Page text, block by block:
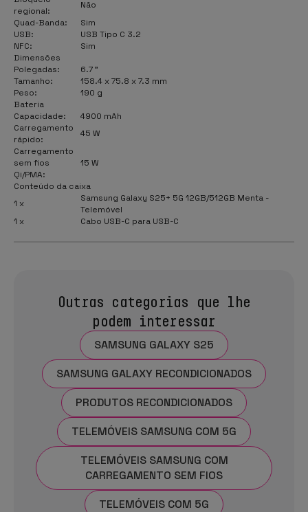
regional:
Não
Quad-Banda:
Sim
USB:
USB Tipo C 3.2
NFC:
Sim
Dimensões
Polegadas:
6.7 "
Tamanho:
158.4 x 75.8 x 7.3 mm
Peso:
190 g
Bateria
Capacidade:
4900 mAh
Carregamento
rápido:
45 W
Carregamento
sem fios
Qi/PMA:
15 W
Conteúdo da caixa
1 x
Samsung Galaxy S25+ 5G 12GB/512GB Menta -
Telemóvel
1 x
Cabo USB-C para USB-C
Outras categorias que lhe
podem interessar
SAMSUNG GALAXY S25
SAMSUNG GALAXY RECONDICIONADOS
PRODUTOS RECONDICIONADOS
TELEMÓVEIS SAMSUNG COM 5G
TELEMÓVEIS SAMSUNG COM
CARREGAMENTO SEM FIOS
TELEMÓVEIS COM 5G